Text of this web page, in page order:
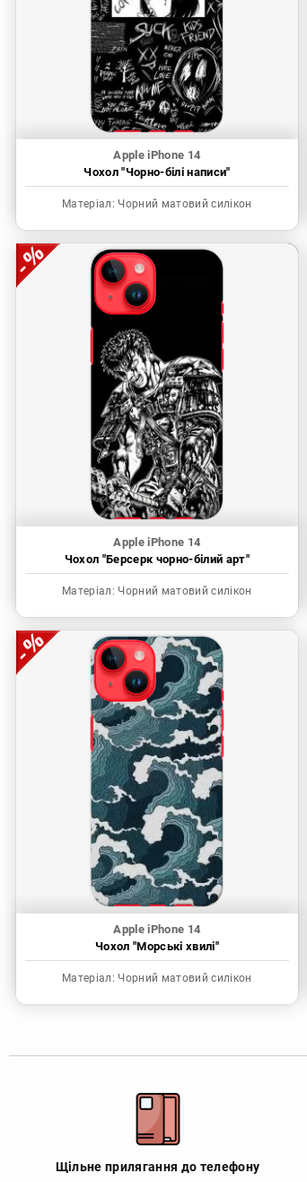
Apple iPhone 14
Чохол "Чорно-білі написи"
Матеріал: Чорний матовий силікон
Apple iPhone 14
Чохол "Берсерк чорно-білий арт"
Матеріал: Чорний матовий силікон
Apple iPhone 14
Чохол "Морські хвилі"
Матеріал: Чорний матовий силікон
Щільне прилягання до телефону